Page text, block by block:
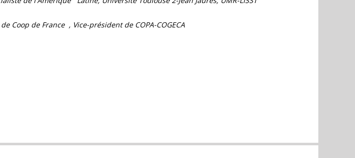
Coop de France , Vice-président de COPA-COGECA